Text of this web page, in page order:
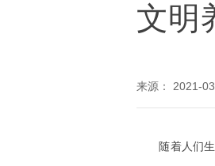
文明
来源： 2021-
随着人们